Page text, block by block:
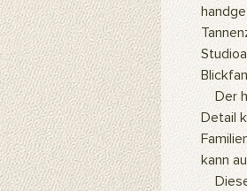
Der
Detail
kann